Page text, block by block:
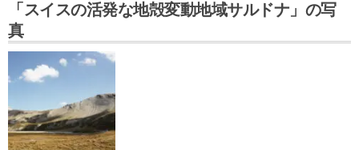
「スイスの活発な地殻変動地域サルドナ」の写
真